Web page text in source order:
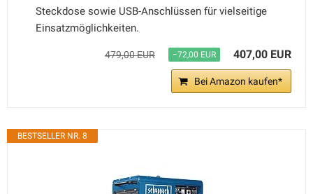
Steckdose sowie USB-Anschlüssen für vielseitige
Einsatzmöglichkeiten.
479,00 EUR −72,00 EUR 407,00 EUR
Bei Amazon kaufen*
BESTSELLER NR. 8